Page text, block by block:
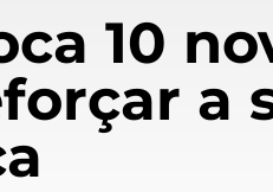
10
a